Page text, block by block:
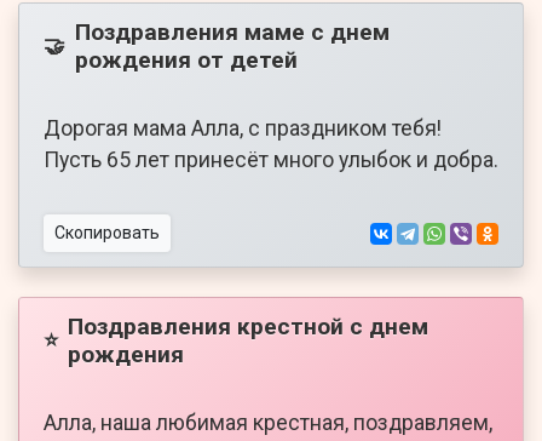
🤝 Поздравления маме с днем
рождения от детей
Дорогая мама Алла, с праздником тебя!
Пусть 65 лет принесёт много улыбок и добра.
Скопировать
⭐ Поздравления крестной с днем
рождения
Алла, наша любимая крестная, поздравляем,